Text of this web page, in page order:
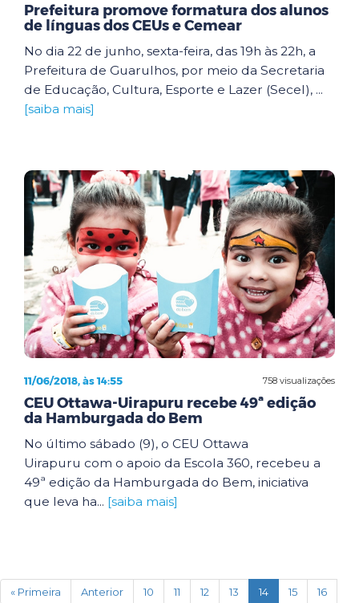
Prefeitura promove formatura dos alunos
de línguas dos CEUs e Cemear
No dia 22 de junho, sexta-feira, das 19h às 22h, a
Prefeitura de Guarulhos, por meio da Secretaria
de Educação, Cultura, Esporte e Lazer (Secel), ...
[saiba mais]
758 visualizações
11/06/2018, às 14:55
CEU Ottawa-Uirapuru recebe 49ª edição
da Hamburgada do Bem
No último sábado (9), o CEU Ottawa
Uirapuru com o apoio da Escola 360, recebeu a
49ª edição da Hamburgada do Bem, iniciativa
que leva ha... [saiba mais]
« Primeira Anterior 10 11 12 13 14(current)
15 16